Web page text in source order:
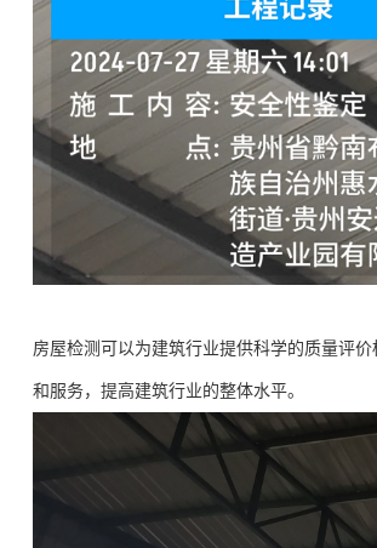
房屋检测可以为建筑行业提供科学的质量评
和服务，提高建筑行业的整体水平。